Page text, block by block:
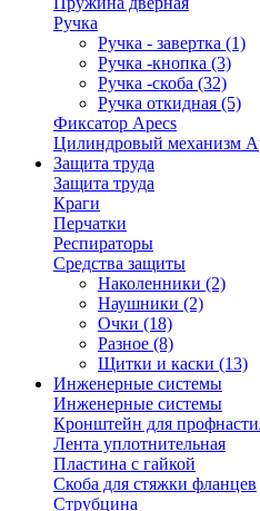
Ручка
Ручка - завертка (1)
Ручка -кнопка (3)
Ручка -скоба (32)
Ручка откидная (5)
Фиксатор Apecs
Цилиндровый механизм
Защита труда
Защита труда
Краги
Перчатки
Респираторы
Средства защиты
Наколенники (2)
Наушники (2)
Очки (18)
Разное (8)
Щитки и каски (13)
Инженерные системы
Инженерные системы
Кронштейн для
Лента уплотнительная
Пластина с гайкой
Скоба для стяжки фланцев
Струбцина